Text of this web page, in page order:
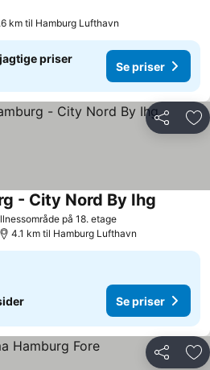
km til Hamburg Lufthavn
priser
Se priser
Del
på 18. etage
- City Nord By Ihg
4.1 km til Hamburg Lufthavn
Se priser
Del